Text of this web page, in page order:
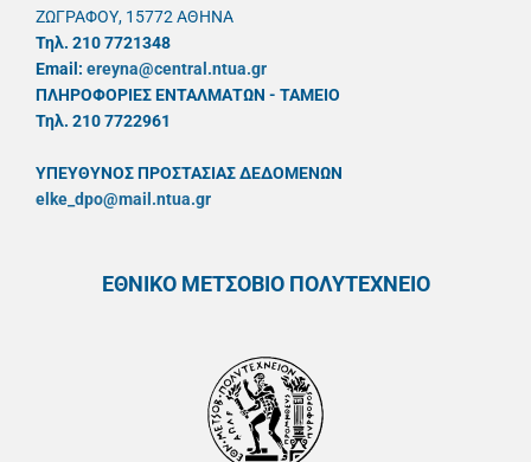
ΖΩΓΡΑΦΟΥ, 15772 ΑΘΗΝΑ
Τηλ. 210 7721348
Email: ereyna@central.ntua.gr
ΠΛΗΡΟΦΟΡΙΕΣ ΕΝΤΑΛΜΑΤΩΝ - ΤΑΜΕΙΟ
Τηλ. 210 7722961
ΥΠΕΥΘYΝΟΣ ΠΡΟΣΤΑΣΙΑΣ ΔΕΔΟΜΕΝΩΝ
elke_dpo@mail.ntua.gr
ΕΘΝΙΚΟ ΜΕΤΣΟΒΙΟ ΠΟΛΥΤΕΧΝΕΙΟ